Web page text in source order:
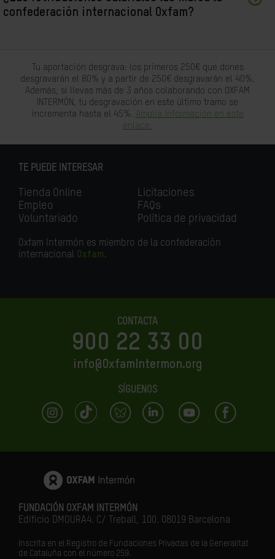
confederación internacional Oxfam?
Tu aportación desgrava: los primeros 250€ que dones
desgravarán el 80% y a partir de 250€ desgravarán el 40%.
Además, si llevas más de 3 años colaborando con OXFAM
INTERMÓN, tu desgravación en este último tramo se
incrementa hasta el 45%. Amplia información en este
enlace.
TE PUEDE INTERESAR
Tienda Online
Empleo
Voluntariado
Licitaciones
FAQs
Política de privacidad
Oxfam Intermón es miembro de la confederación
internacional Oxfam.
CONTACTA
900 22 33 00
info@OxfamIntermon.org
SÍGUENOS
FUNDACIÓN OXFAM INTERMÓN
Edificio DMOURA4. C/ Treball, 100. 08019 Barcelona
Inscrita en el Registro de Fundaciones Privadas de la Generalitat
de Cataluña con el número 259.